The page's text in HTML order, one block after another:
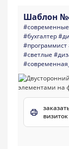
Шаблон
#современные
#бухгалтер
#программист
#светлые
визиток